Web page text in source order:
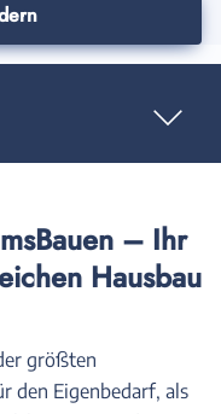
– Ihr
Hausbau
größten
den Eigenbedarf, als